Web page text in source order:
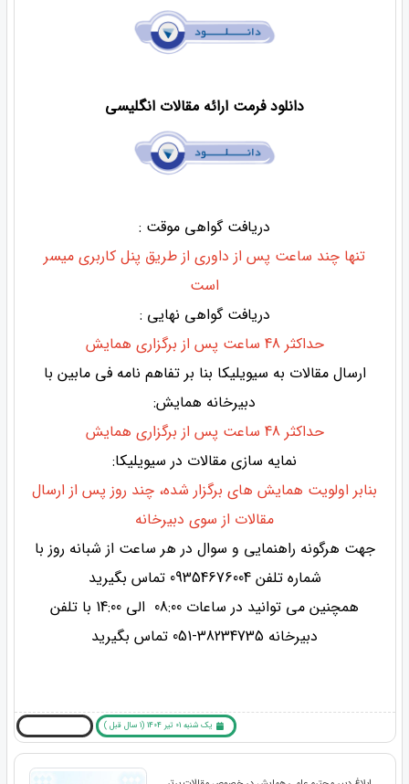
دانلود فرمت ارائه مقالات انگلیسی
دریافت گواهی موقت :
تنها چند ساعت پس از داوری از طریق پنل کاربری میسر
است
دریافت گواهی نهایی :
حداکثر 48 ساعت پس از برگزاری همایش
ارسال مقالات به سیویلیکا بنا بر تفاهم نامه فی مابین با
دبیرخانه همایش:
حداکثر 48 ساعت پس از برگزاری همایش
نمایه سازی مقالات در سیویلیکا:
بنابر اولویت همایش های برگزار شده، چند روز پس از ارسال
مقالات از سوی دبیرخانه
جهت هرگونه راهنمایی و سوال در هر ساعت از شبانه روز با
شماره تلفن 09354676004 تماس بگیرید
همچنین می توانید در ساعات 08:00 الی 14:00 با تلفن
دبیرخانه 38234735-051 تماس بگیرید
یک شنبه 01 تیر 1404 (1 سال قبل )